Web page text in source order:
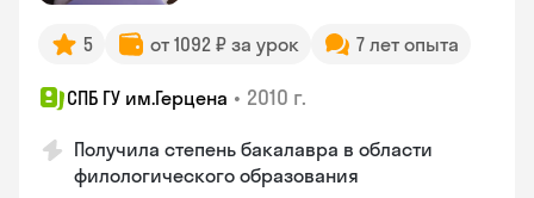
5 от 1092 ₽ за урок 7 лет опыта
СПБ ГУ им.Герцена • 2010 г.
Получила степень бакалавра в области
филологического образования